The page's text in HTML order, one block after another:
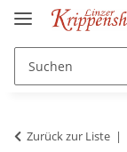
Zurück zur Liste